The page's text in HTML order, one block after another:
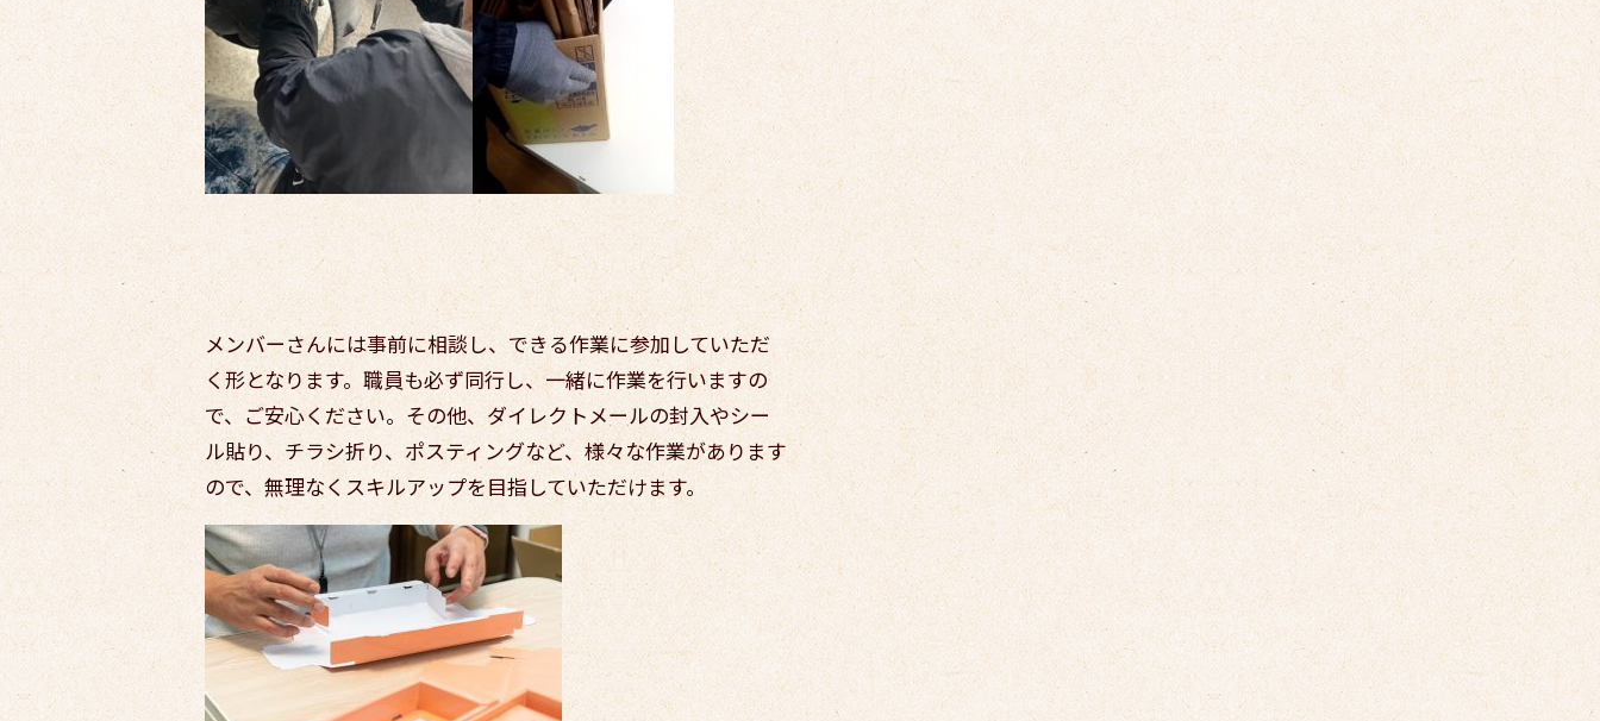
メンバーさんには事前に相談し、できる作業に参加していただ
く形となります。職員も必ず同行し、一緒に作業を行いますの
で、ご安心ください。その他、ダイレクトメールの封入やシー
ル貼り、チラシ折り、ポスティングなど、様々な作業があります
ので、無理なくスキルアップを目指していただけます。